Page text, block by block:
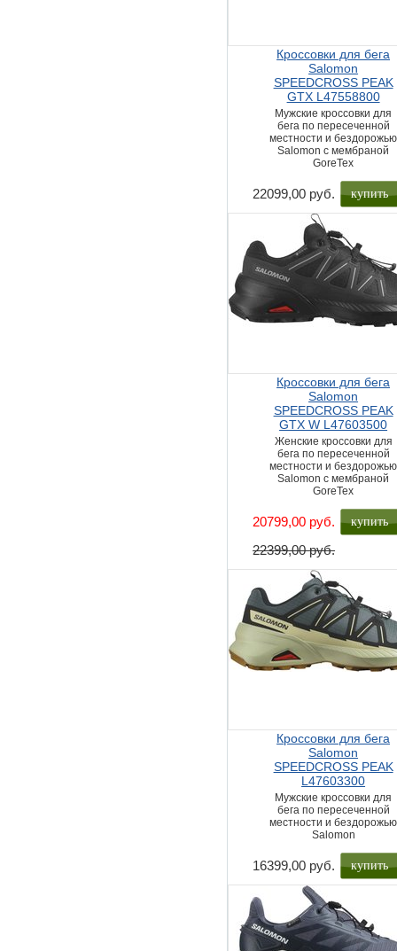
Кроссовки для бега
Salomon
SPEEDCROSS PEAK
GTX L47558800
Мужские кроссовки для
бега по пересеченной
местности и бездорожью
Salomon с мембраной
GoreTex
22099,00 руб. купить
Кроссовки для бега
Salomon
SPEEDCROSS PEAK
GTX W L47603500
Женские кроссовки для
бега по пересеченной
местности и бездорожью
Salomon с мембраной
GoreTex
20799,00 руб.
22399,00 руб.
купить
Кроссовки для бега
Salomon
SPEEDCROSS PEAK
L47603300
Мужские кроссовки для
бега по пересеченной
местности и бездорожью
Salomon
16399,00 руб. купить